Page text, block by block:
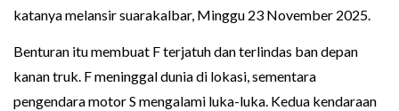
katanya melansir suarakalbar, Minggu 23 November 2025.
Benturan itu membuat F terjatuh dan terlindas ban depan
kanan truk. F meninggal dunia di lokasi, sementara
pengendara motor S mengalami luka-luka. Kedua kendaraan